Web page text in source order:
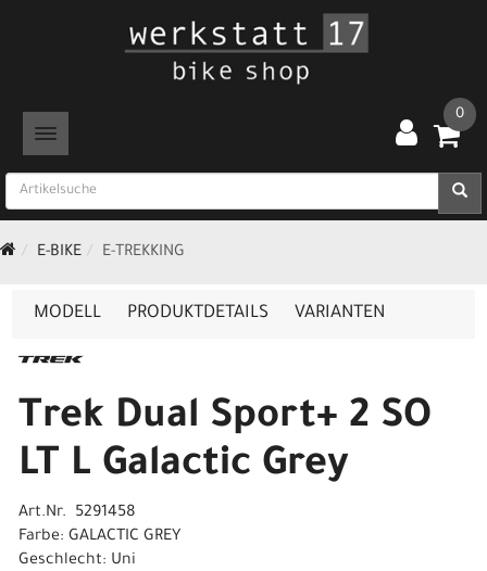
TOGGLE NAVIGATION
0
E-BIKE E-TREKKING
MODELL PRODUKTDETAILS VARIANTEN
Trek Dual Sport+ 2 SO
LT L Galactic Grey
Art.Nr. 5291458
Farbe: GALACTIC GREY
Geschlecht: Uni